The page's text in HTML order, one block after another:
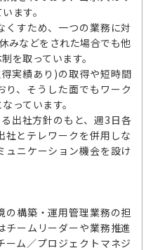
ます。
くすため、一つの業務に対
みなどをされた場合でも他
を取っています。
実績あり)の取得や短時間
り、そうした面でもワーク
っています。
出社方針のもと、週3日各
社とテレワークを併用しな
ュニケーション機会を設け
の構築・運用管理業務の担
チームリーダーや業務推進
ーム／プロジェクトマネジ